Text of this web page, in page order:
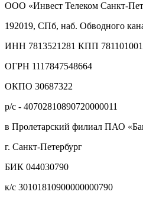
ООО «Инвест Телеком Санкт-
192019, СПб, наб. Обводного
ИНН 7813521281 КПП 781101001
ОГРН 1117847548664
ОКПО 30687322
р/с - 40702810890720000011
в Пролетарский филиал ПАО
г. Санкт-Петербург
БИК 044030790
к/с 30101810900000000790